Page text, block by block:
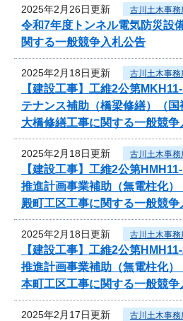
2025年2月26日更新 古川土木事務
令和7年度トンネル電気防災設
関する一般競争入札公告
2025年2月18日更新 古川土木事務
【建設工事】工維2公第
テナンス補助（橋梁修繕）（
大橋修繕工事に関する一般競争
2025年2月18日更新 古川土木事務
【建設工事】工維2公第
推進計画事業補助（無電柱化）
殿町工区工事に関する一般競争
2025年2月18日更新 古川土木事務
【建設工事】工維2公第
推進計画事業補助（無電柱化）
本町工区工事に関する一般競争
2025年2月17日更新 古川土木事務